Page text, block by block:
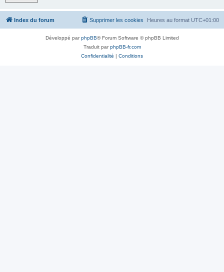
Index du forum Heures au format UTC+01:00
Supprimer les cookies
Développé parphpBB® Forum Software © phpBB Limited
Traduit parphpBB-fr.com
Confidentialité | Conditions